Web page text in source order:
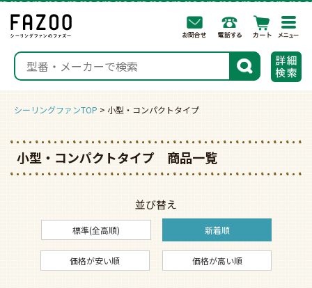
検索
シーリングファンTOP 小型・コンパクトタイプ
小型・コンパクトタイプ 商品一覧
並び替え
標準(全高順) 新着順
価格が安い順 価格が高い順